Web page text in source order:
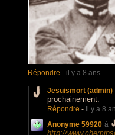
Répondre - il y a 8 ans
Jesuismort (admin)
prochainement.
Répondre - il y a 8
Anonyme 59920 à
http://